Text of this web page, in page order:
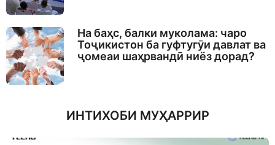
На баҳс, балки муколама: чаро
Тоҷикистон ба гуфтугӯи давлат ва
ҷомеаи шаҳрвандӣ ниёз дорад?
ИНТИХОБИ МУҲАРРИР